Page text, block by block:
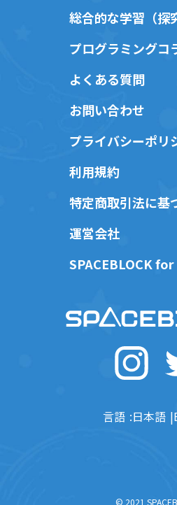
総合的な学習（探
プログラミングコ
よくある質問
お問い合わせ
プライバシーポリ
利用規約
特定商取引法に基
運営会社
SPACEBLOCK
言語 日本語
© 2021